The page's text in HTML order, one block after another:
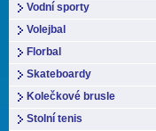
Vodní sporty
Volejbal
Florbal
Skateboardy
Kolečkové brusle
Stolní tenis